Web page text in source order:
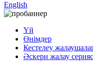
English
Үй
Өнімдер
Кестелеу
Әскери жалау